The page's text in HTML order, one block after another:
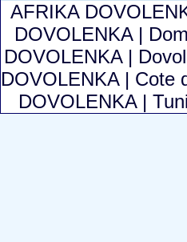
AFRIKA
DOVOLENKA |
DOVOLENKA |
DOVOLENKA | Cote
DOVOLENKA |